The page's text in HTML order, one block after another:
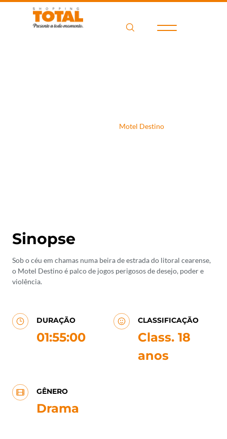
Motel Destino
Sinopse
Sob o céu em chamas numa beira de estrada do litoral cearense,
o Motel Destino é palco de jogos perigosos de desejo, poder e
violência.
DURAÇÃO
01:55:00
CLASSIFICAÇÃO
Class. 18
anos
GÊNERO
Drama